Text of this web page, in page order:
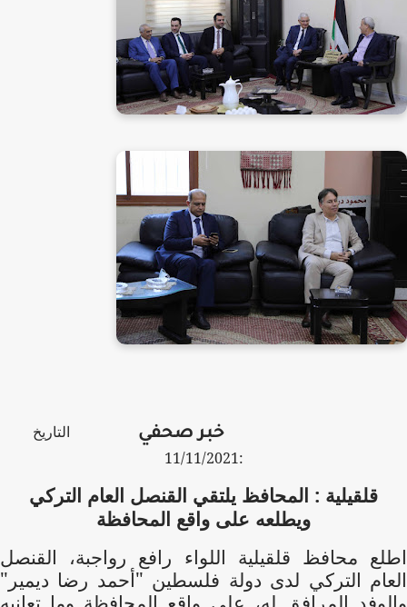
خبر صحفي
التاريخ
:11/11/2021
قلقيلية : المحافظ يلتقي القنصل العام التركي
ويطلعه على واقع المحافظة
اطلع محافظ قلقيلية اللواء رافع رواجبة، القنصل
العام التركي لدى دولة فلسطين "أحمد رضا ديمير"